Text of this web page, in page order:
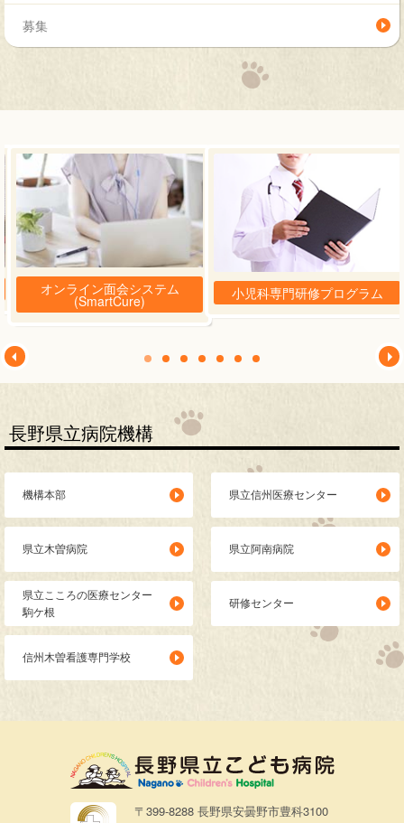
募集
オンライン面会システム
(SmartCure) 小児科専門研修プログラム
長野県立病院機構
機構本部 県立信州医療センター
県立木曽病院 県立阿南病院
県立こころの医療センター
駒ケ根
研修センター
信州木曽看護専門学校
〒399-8288 長野県安曇野市豊科3100